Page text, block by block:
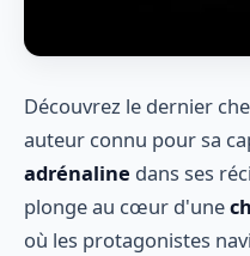
Découvrez le dernier
auteur connu pour sa
adrénaline dans ses
plonge au cœur d'une
où les protagonistes